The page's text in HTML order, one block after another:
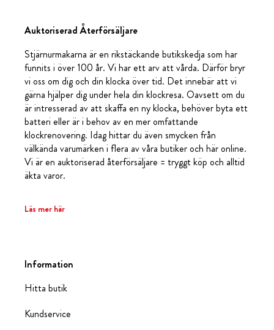
Auktoriserad Återförsäljare
Stjärnurmakarna är en rikstäckande butikskedja som har
funnits i över 100 år. Vi har ett arv att vårda. Därför bryr
vi oss om dig och din klocka över tid. Det innebär att vi
gärna hjälper dig under hela din klockresa. Oavsett om du
är intresserad av att skaffa en ny klocka, behöver byta ett
batteri eller är i behov av en mer omfattande
klockrenovering. Idag hittar du även smycken från
välkända varumärken i flera av våra butiker och här online.
Vi är en auktoriserad återförsäljare = tryggt köp och alltid
äkta varor.
Läs mer här
Information
Hitta butik
Kundservice